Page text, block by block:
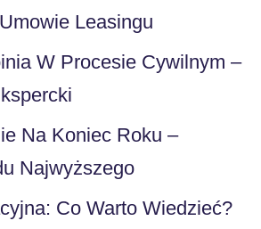
Leasingu
W Procesie Cywilnym –
Na Koniec Roku –
Najwyższego
Co Warto Wiedzieć?